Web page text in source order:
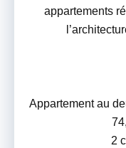
appartements
Appartement au
2